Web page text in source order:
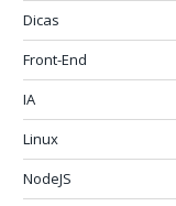
Dicas
Front-End
IA
Linux
NodeJS